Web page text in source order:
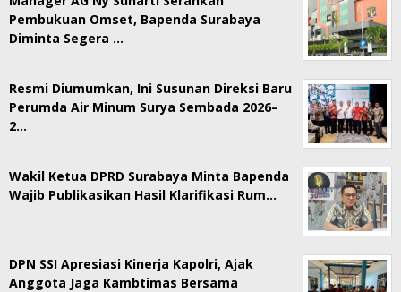
Pembukuan Omset, Bapenda Surabaya
Diminta Segera …
Resmi Diumumkan, Ini Susunan Direksi Baru
Perumda Air Minum Surya Sembada 2026–
2…
Wakil Ketua DPRD Surabaya Minta Bapenda
Wajib Publikasikan Hasil Klarifikasi Rum…
DPN SSI Apresiasi Kinerja Kapolri, Ajak
Anggota Jaga Kambtimas Bersama